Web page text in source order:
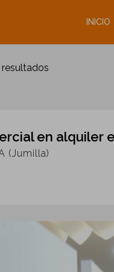
INICIO
en alquiler
(Jumilla)